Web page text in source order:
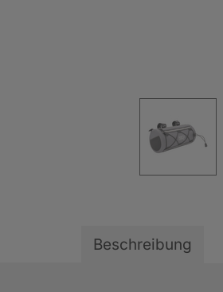
Beschreibung